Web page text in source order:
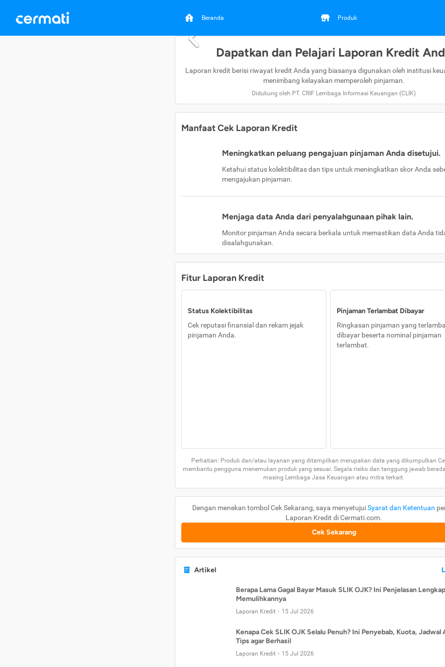
Beranda Produk
Dapatkan dan Pelajari Laporan Kredit
Laporan kredit berisi riwayat kredit Anda yang biasanya digunakan oleh institusi
menimbang kelayakan memperoleh pinjaman.
Didukung oleh PT. CRIF Lembaga Informasi Keuangan (CLIK)
Manfaat Cek Laporan Kredit
Meningkatkan peluang pengajuan pinjaman Anda disetujui.
Ketahui status kolektibilitas dan tips untuk meningkatkan skor Anda
mengajukan pinjaman.
Menjaga data Anda dari penyalahgunaan pihak lain.
Monitor pinjaman Anda secara berkala untuk memastikan data Anda
disalahgunakan.
Fitur Laporan Kredit
Status Kolektibilitas
Cek reputasi finansial dan rekam jejak
pinjaman Anda.
Pinjaman Terlambat Dibayar
Ringkasan pinjaman yang
dibayar beserta nominal pinjaman
terlambat.
Perhatian: Produk dan/atau layanan yang ditampilkan merupakan data yang dikumpulkan
membantu pengguna menemukan produk yang sesuai. Segala risiko dan tanggung jawab
masing Lembaga Jasa Keuangan atau mitra terkait.
Dengan menekan tombol Cek Sekarang, saya menyetujuiSyarat dan Ketentuan
Laporan Kredit di Cermati.com.
Cek Sekarang
Artikel
Berapa Lama Gagal Bayar Masuk SLIK OJK? Ini Penjelasan
Memulihkannya
Laporan Kredit 15 Jul 2026
Kenapa Cek SLIK OJK Selalu Penuh? Ini Penyebab, Kuota, Jadwal
Tips agar Berhasil
Laporan Kredit 15 Jul 2026